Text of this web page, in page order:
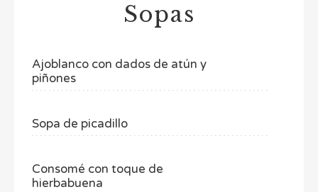
Sopas
Ajoblanco con dados de atún y
piñones
Sopa de picadillo
Consomé con toque de
hierbabuena